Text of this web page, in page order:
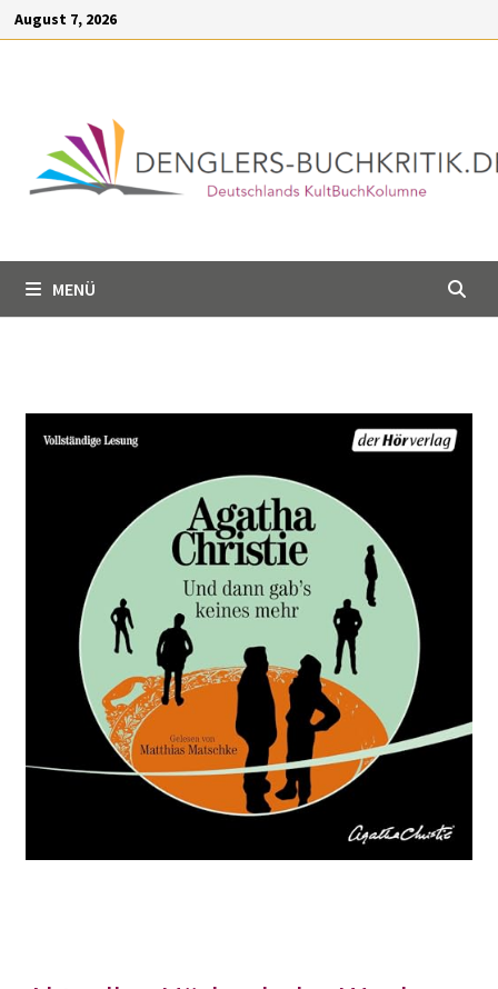
springen
August 7, 2026
MENÜ